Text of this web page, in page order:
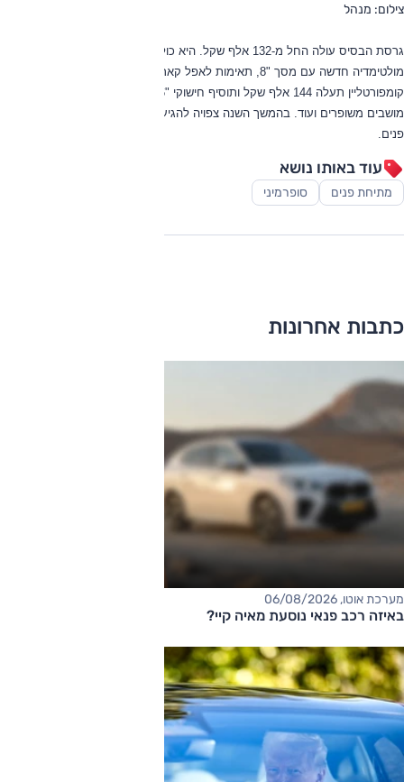
צילום: מנהל
מולטימדיה חדשה עם מסך "8, תאימות לאפל קארפליי, חיבור בלוטות' ועוד.
פנים.
עוד באותו נושא
מתיחת פנים סופרמיני
כתבות אחרונות
מערכת אוטו, 06/08/2026
באיזה רכב פנאי נוסעת מאיה קיי?